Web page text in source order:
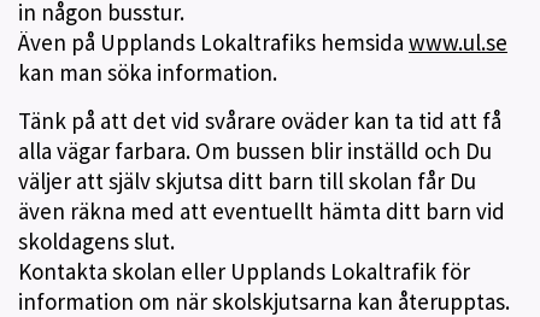
in någon busstur.
Även på Upplands Lokaltrafiks hemsida www.ul.se
kan man söka information.
Tänk på att det vid svårare oväder kan ta tid att få
alla vägar farbara. Om bussen blir inställd och Du
väljer att själv skjutsa ditt barn till skolan får Du
även räkna med att eventuellt hämta ditt barn vid
skoldagens slut.
Kontakta skolan eller Upplands Lokaltrafik för
information om när skolskjutsarna kan återupptas.